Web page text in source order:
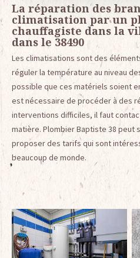
La réparation des
climatisation par un
chauffagiste dans la
dans le 38490
Les climatisations sont des
réguler la température au niveau
possible que ces matériels soient
est nécessaire de procéder à des
interventions difficiles, il faut
matière. Plombier Baptiste 38 peut
proposer des tarifs qui sont
beaucoup de monde.